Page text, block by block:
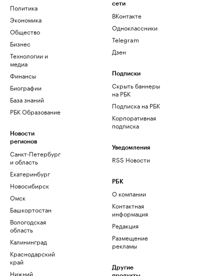
Политика
Экономика
Общество
Бизнес
Технологии и
медиа
Финансы
Биографии
База знаний
РБК Образование
Новости
регионов
Санкт-Петербург
и область
Екатеринбург
Новосибирск
Омск
Башкортостан
Вологодская
область
Калининград
Краснодарский
край
Нижний
сети
ВКонтакте
Одноклассники
Telegram
Дзен
Подписки
Скрыть баннеры
на РБК
Подписка на РБК
Корпоративная
подписка
Уведомления
RSS Новости
РБК
О компании
Контактная
информация
Редакция
Размещение
рекламы
Другие